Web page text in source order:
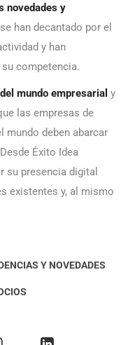
novedades y
han decantado por el
y han
competencia.
mundo empresarial y
las empresas de
mundo deben abarcar
Éxito Idea
su presencia digital
existentes y, al mismo
Y NOVEDADES